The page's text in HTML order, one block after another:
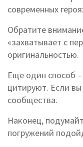
современных
Обратите
«захватывает с
оригинальностью.
Еще один способ
цитируют. Если
сообщества.
Наконец,
погружений